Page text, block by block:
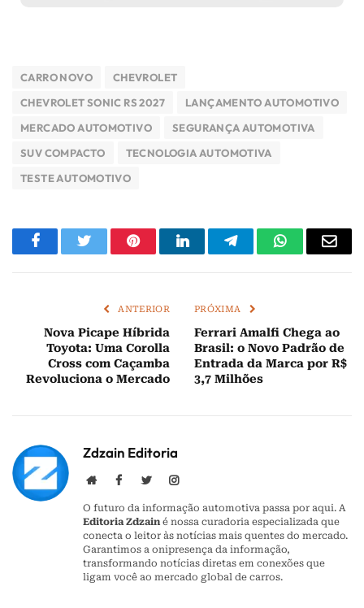
CARRO NOVO
CHEVROLET
CHEVROLET SONIC RS 2027
LANÇAMENTO AUTOMOTIVO
MERCADO AUTOMOTIVO
SEGURANÇA AUTOMOTIVA
SUV COMPACTO
TECNOLOGIA AUTOMOTIVA
TESTE AUTOMOTIVO
FacebookTwitterPinterestLinkedInTelegramWhatsApp
E-
ANTERIOR
Nova Picape Híbrida
Toyota: Uma Corolla
Cross com Caçamba
Revoluciona o Mercado
PRÓXIMA
Ferrari Amalfi Chega ao
Brasil: o Novo Padrão de
Entrada da Marca por R$
3,7 Milhões
Zdzain Editoria
WebsiteFacebookTwitterInstagram
O futuro da informação automotiva passa por aqui. A
Editoria Zdzain é nossa curadoria especializada que
conecta o leitor às notícias mais quentes do mercado.
Garantimos a onipresença da informação,
transformando notícias diretas em conexões que
ligam você ao mercado global de carros.